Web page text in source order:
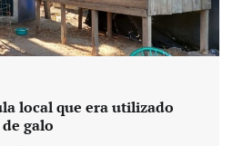
local que era utilizado
galo